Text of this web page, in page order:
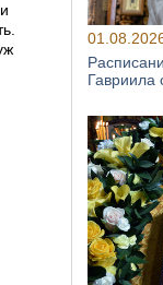
Гавриила